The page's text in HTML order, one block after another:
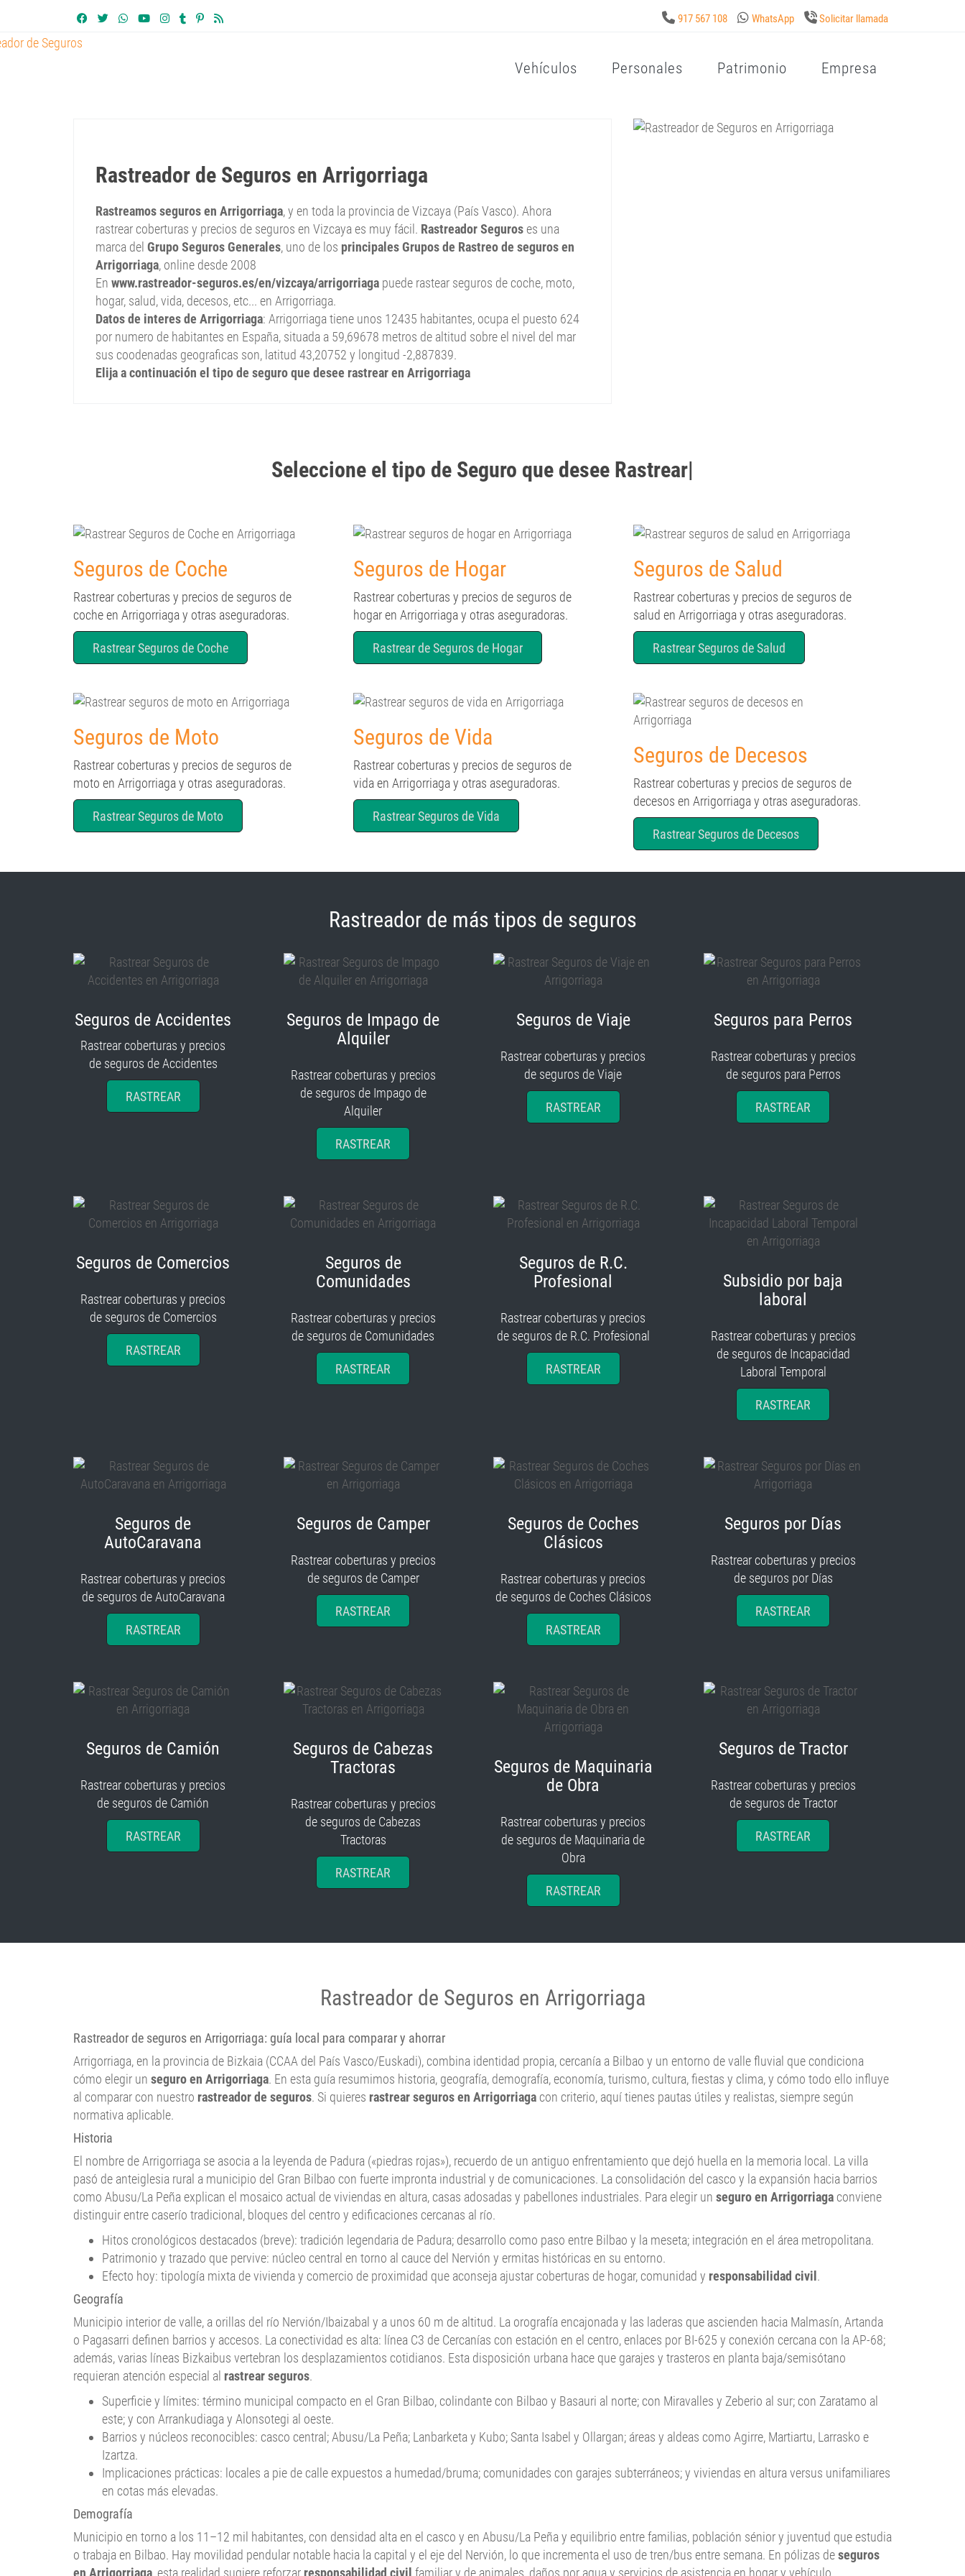
917 567 108 WhatsApp Solicitar llamada
Vehículos Personales Patrimonio Empresa
Rastreador de Seguros en Arrigorriaga
Rastreamos seguros en Arrigorriaga, y en toda la provincia de Vizcaya (País Vasco). Ahora
rastrear coberturas y precios de seguros en Vizcaya es muy fácil. Rastreador Seguros es una
marca del Grupo Seguros Generales, uno de los principales Grupos de Rastreo de seguros en
Arrigorriaga, online desde 2008
En www.rastreador-seguros.es/en/vizcaya/arrigorriaga puede rastear seguros de coche, moto,
hogar, salud, vida, decesos, etc... en Arrigorriaga.
Datos de interes de Arrigorriaga: Arrigorriaga tiene unos 12435 habitantes, ocupa el puesto 624
por numero de habitantes en España, situada a 59,69678 metros de altitud sobre el nivel del mar
sus coodenadas geograficas son, latitud 43,20752 y longitud -2,887839.
Elija a continuación el tipo de seguro que desee rastrear en Arrigorriaga
Seleccione el tipo de Seguro que desee Rastrear|
Seguros de Coche
Rastrear coberturas y precios de seguros de
coche en Arrigorriaga y otras aseguradoras.
Rastrear Seguros de Coche
Seguros de Hogar
Rastrear coberturas y precios de seguros de
hogar en Arrigorriaga y otras aseguradoras.
Rastrear de Seguros de Hogar
Seguros de Salud
Rastrear coberturas y precios de seguros de
salud en Arrigorriaga y otras aseguradoras.
Rastrear Seguros de Salud
Seguros de Moto
Rastrear coberturas y precios de seguros de
moto en Arrigorriaga y otras aseguradoras.
Rastrear Seguros de Moto
Seguros de Vida
Rastrear coberturas y precios de seguros de
vida en Arrigorriaga y otras aseguradoras.
Rastrear Seguros de Vida
Seguros de Decesos
Rastrear coberturas y precios de seguros de
decesos en Arrigorriaga y otras aseguradoras.
Rastrear Seguros de Decesos
Rastreador de más tipos de seguros
Seguros de Accidentes
Rastrear coberturas y precios
de seguros de Accidentes
RASTREAR
Seguros de Impago de
Alquiler
Rastrear coberturas y precios
de seguros de Impago de
Alquiler
RASTREAR
Seguros de Viaje
Rastrear coberturas y precios
de seguros de Viaje
RASTREAR
Seguros para Perros
Rastrear coberturas y precios
de seguros para Perros
RASTREAR
Seguros de Comercios
Rastrear coberturas y precios
de seguros de Comercios
RASTREAR
Seguros de
Comunidades
Rastrear coberturas y precios
de seguros de Comunidades
RASTREAR
Seguros de R.C.
Profesional
Rastrear coberturas y precios
de seguros de R.C. Profesional
RASTREAR
Subsidio por baja
laboral
Rastrear coberturas y precios
de seguros de Incapacidad
Laboral Temporal
RASTREAR
Seguros de
AutoCaravana
Rastrear coberturas y precios
de seguros de AutoCaravana
RASTREAR
Seguros de Camper
Rastrear coberturas y precios
de seguros de Camper
RASTREAR
Seguros de Coches
Clásicos
Rastrear coberturas y precios
de seguros de Coches Clásicos
RASTREAR
Seguros por Días
Rastrear coberturas y precios
de seguros por Días
RASTREAR
Seguros de Camión
Rastrear coberturas y precios
de seguros de Camión
RASTREAR
Seguros de Cabezas
Tractoras
Rastrear coberturas y precios
de seguros de Cabezas
Tractoras
RASTREAR
Seguros de Maquinaria
de Obra
Rastrear coberturas y precios
de seguros de Maquinaria de
Obra
RASTREAR
Seguros de Tractor
Rastrear coberturas y precios
de seguros de Tractor
RASTREAR
Rastreador de Seguros en Arrigorriaga
Rastreador de seguros en Arrigorriaga: guía local para comparar y ahorrar
Arrigorriaga, en la provincia de Bizkaia (CCAA del País Vasco/Euskadi), combina identidad propia, cercanía a Bilbao y un entorno de valle fluvial que condiciona
cómo elegir un seguro en Arrigorriaga. En esta guía resumimos historia, geografía, demografía, economía, turismo, cultura, fiestas y clima, y cómo todo ello influye
al comparar con nuestro rastreador de seguros. Si quieres rastrear seguros en Arrigorriaga con criterio, aquí tienes pautas útiles y realistas, siempre según
normativa aplicable.
Historia
El nombre de Arrigorriaga se asocia a la leyenda de Padura («piedras rojas»), recuerdo de un antiguo enfrentamiento que dejó huella en la memoria local. La villa
pasó de anteiglesia rural a municipio del Gran Bilbao con fuerte impronta industrial y de comunicaciones. La consolidación del casco y la expansión hacia barrios
como Abusu/La Peña explican el mosaico actual de viviendas en altura, casas adosadas y pabellones industriales. Para elegir un seguro en Arrigorriaga conviene
distinguir entre caserío tradicional, bloques del centro y edificaciones cercanas al río.
Hitos cronológicos destacados (breve): tradición legendaria de Padura; desarrollo como paso entre Bilbao y la meseta; integración en el área metropolitana.
Patrimonio y trazado que pervive: núcleo central en torno al cauce del Nervión y ermitas históricas en su entorno.
Efecto hoy: tipología mixta de vivienda y comercio de proximidad que aconseja ajustar coberturas de hogar, comunidad y responsabilidad civil .
Geografía
Municipio interior de valle, a orillas del río Nervión/Ibaizabal y a unos 60 m de altitud. La orografía encajonada y las laderas que ascienden hacia Malmasín, Artanda
o Pagasarri definen barrios y accesos. La conectividad es alta: línea C3 de Cercanías con estación en el centro, enlaces por BI-625 y conexión cercana con la AP-68;
además, varias líneas Bizkaibus vertebran los desplazamientos cotidianos. Esta disposición urbana hace que garajes y trasteros en planta baja/semisótano
requieran atención especial al rastrear seguros.
Superficie y límites: término municipal compacto en el Gran Bilbao, colindante con Bilbao y Basauri al norte; con Miravalles y Zeberio al sur; con Zaratamo al
este; y con Arrankudiaga y Alonsotegi al oeste.
Barrios y núcleos reconocibles: casco central; Abusu/La Peña; Lanbarketa y Kubo; Santa Isabel y Ollargan; áreas y aldeas como Agirre, Martiartu, Larrasko e
Izartza.
Implicaciones prácticas: locales a pie de calle expuestos a humedad/bruma; comunidades con garajes subterráneos; y viviendas en altura versus unifamiliares
en cotas más elevadas.
Demografía
Municipio en torno a los 11–12 mil habitantes, con densidad alta en el casco y en Abusu/La Peña y equilibrio entre familias, población sénior y juventud que estudia
o trabaja en Bilbao. Hay movilidad pendular notable hacia la capital y el eje del Nervión, lo que incrementa el uso de tren/bus entre semana. En pólizas deseguros
en Arrigorriaga , esta realidad sugiere reforzar responsabilidad civil familiar y de animales, daños por agua y servicios de asistencia en hogar y vehículo.